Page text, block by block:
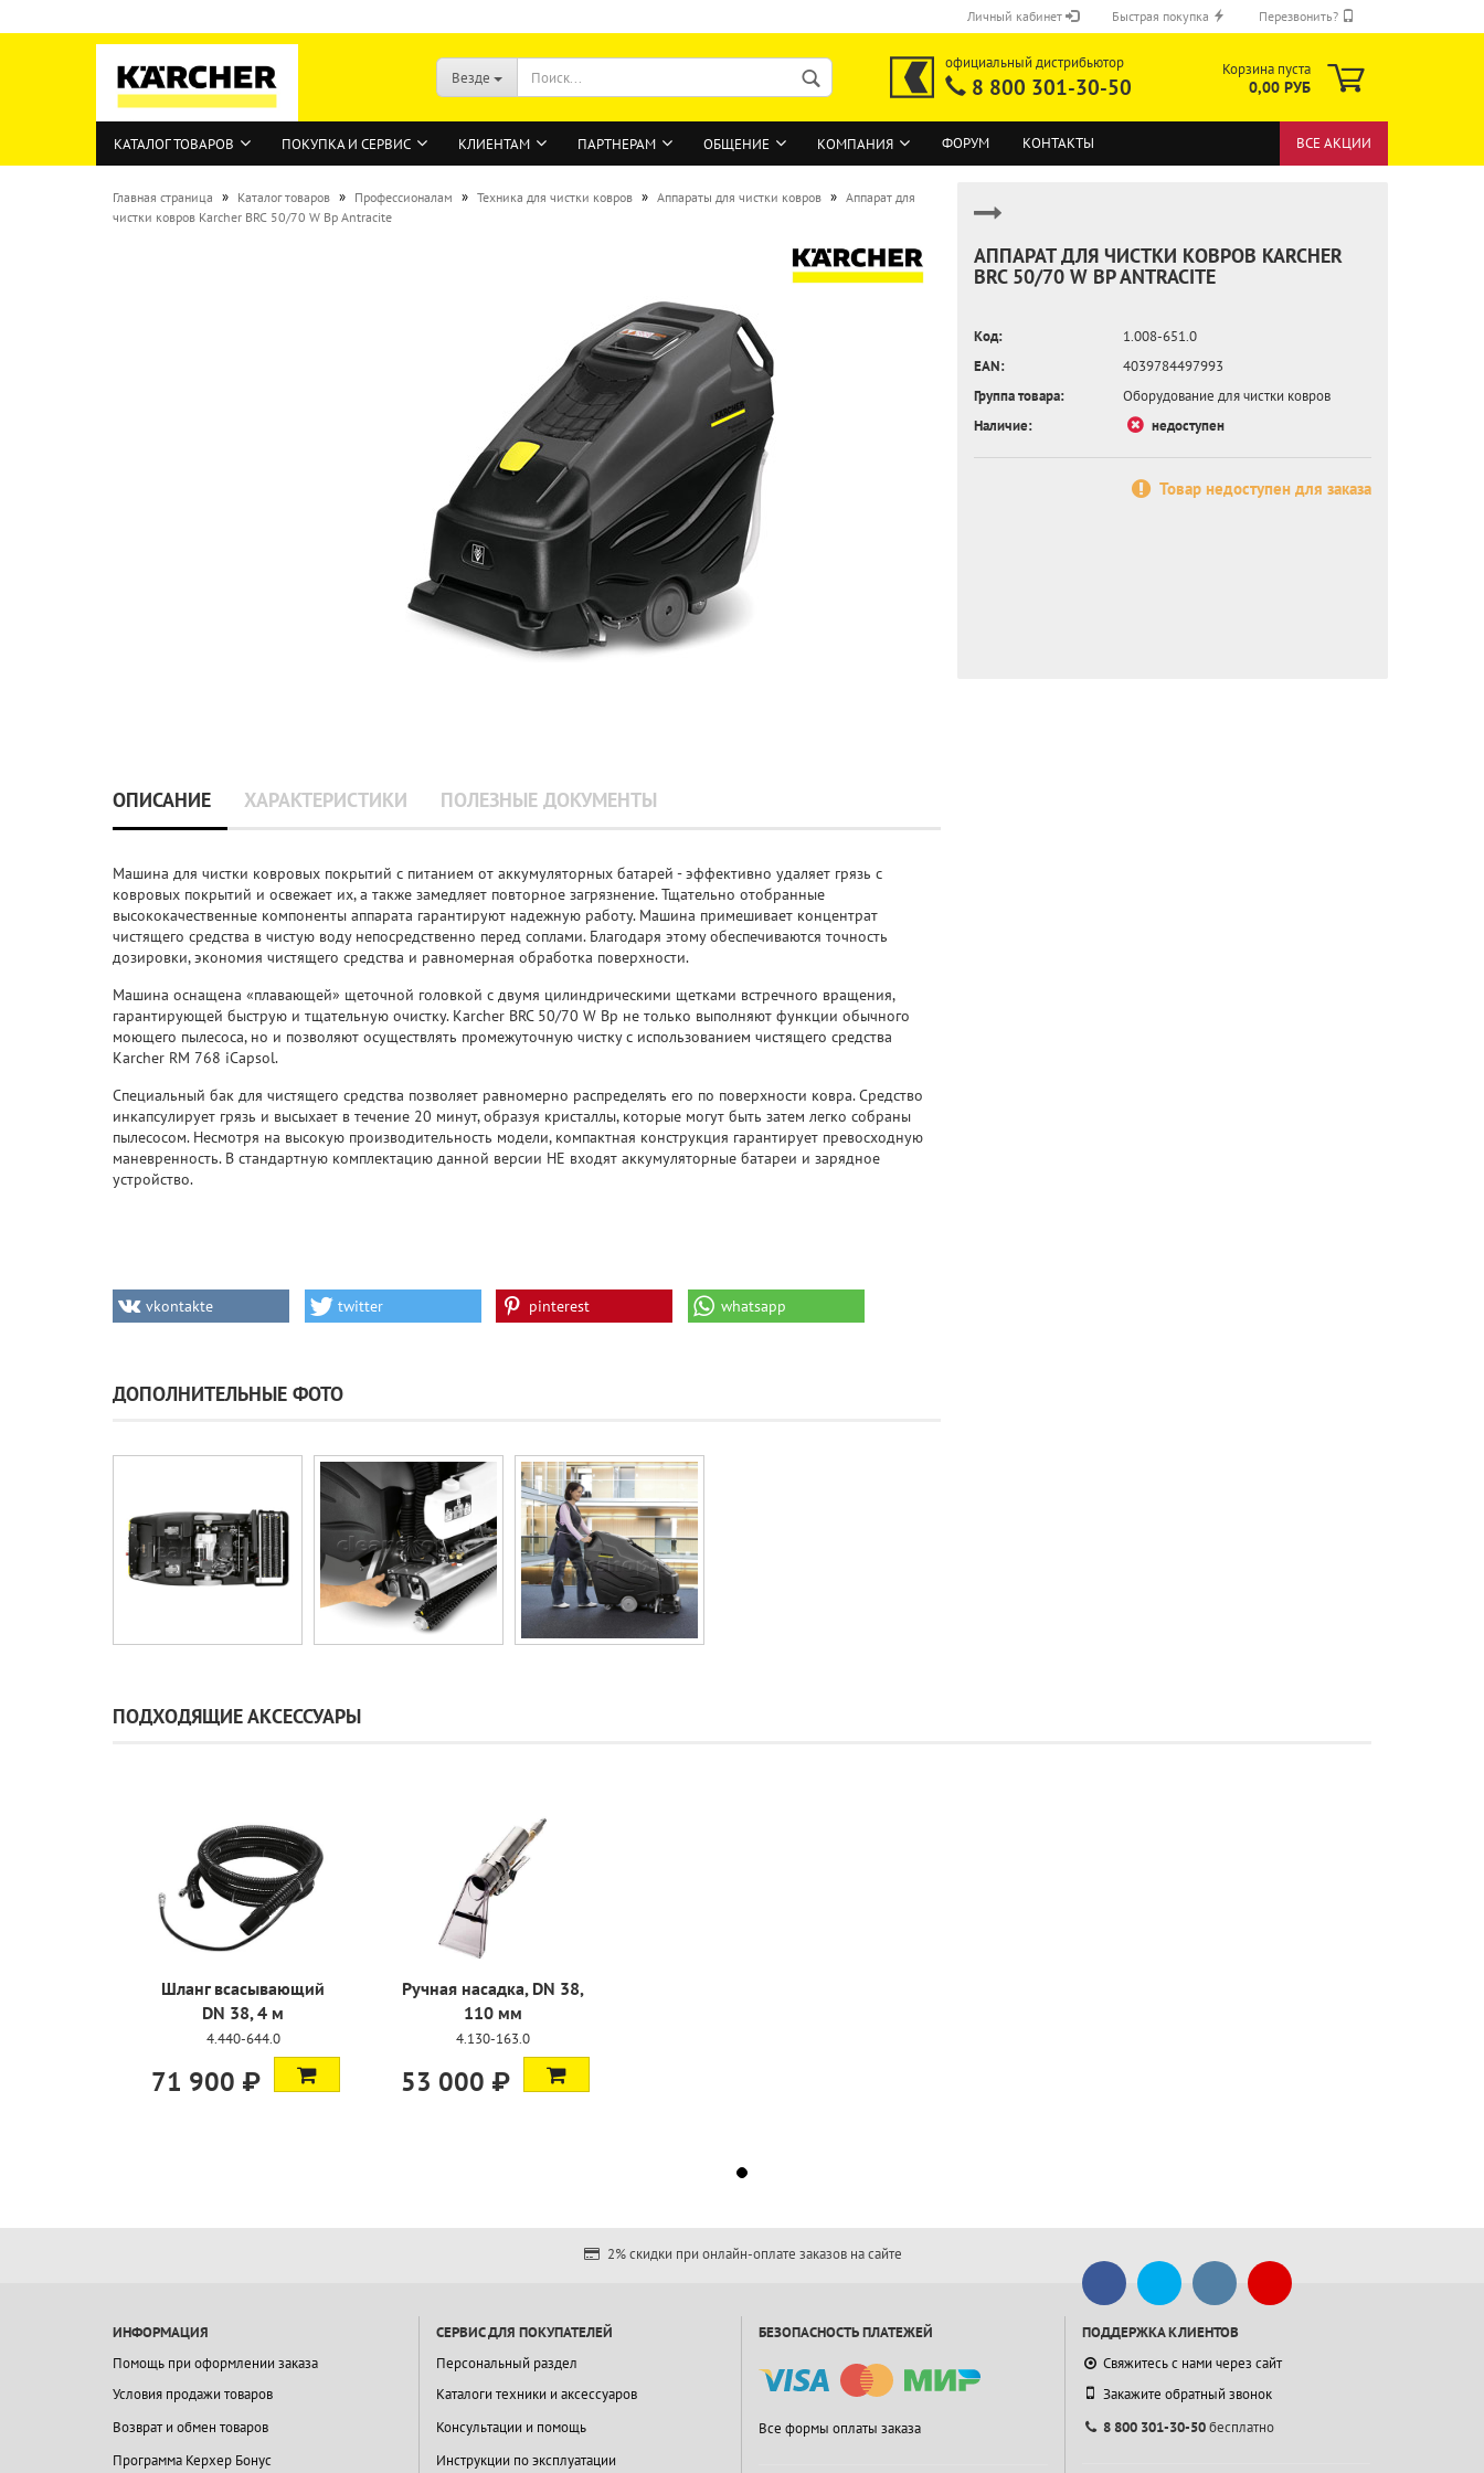
Личный кабинет
ВОЙТИ
Регистрация на сайте
Забыли пароль?
Быстрая покупка Перезвонить?
ОТПРАВИТЬ
Везде
официальный дистрибьютор
8 800 301-30-50
Корзина пуста
0,00 РУБ
КАТАЛОГ ТОВАРОВ ПОКУПКА И СЕРВИС КЛИЕНТАМ ПАРТНЕРАМ ОБЩЕНИЕ КОМПАНИЯ ФОРУМ КОНТАКТЫ ВСЕ АКЦИИ
Главная страница » Каталог товаров » Профессионалам » Техника для чистки ковров » Аппараты для чистки ковров » Аппарат для
чистки ковров Karcher BRC 50/70 W Bp Antracite
АППАРАТ ДЛЯ ЧИСТКИ КОВРОВ KARCHER
BRC 50/70 W BP ANTRACITE
Код:
1.008-651.0
EAN:
4039784497993
Группа товара:
Оборудование для чистки ковров
Наличие:
недоступен
Товар недоступен для заказа
ОПИСАНИЕ ХАРАКТЕРИСТИКИ ПОЛЕЗНЫЕ ДОКУМЕНТЫ
Машина для чистки ковровых покрытий с питанием от аккумуляторных батарей - эффективно удаляет грязь с
ковровых покрытий и освежает их, а также замедляет повторное загрязнение. Тщательно отобранные
высококачественные компоненты аппарата гарантируют надежную работу. Машина примешивает концентрат
чистящего средства в чистую воду непосредственно перед соплами. Благодаря этому обеспечиваются точность
дозировки, экономия чистящего средства и равномерная обработка поверхности.
Машина оснащена «плавающей» щеточной головкой с двумя цилиндрическими щетками встречного вращения,
гарантирующей быструю и тщательную очистку. Karcher BRC 50/70 W Bp не только выполняют функции обычного
моющего пылесоса, но и позволяют осуществлять промежуточную чистку с использованием чистящего средства
Karcher RM 768 iCapsol.
Специальный бак для чистящего средства позволяет равномерно распределять его по поверхности ковра. Средство
инкапсулирует грязь и высыхает в течение 20 минут, образуя кристаллы, которые могут быть затем легко собраны
пылесосом. Несмотря на высокую производительность модели, компактная конструкция гарантирует превосходную
маневренность. В стандартную комплектацию данной версии НЕ входят аккумуляторные батареи и зарядное
устройство.
vkontakte twitter pinterest whatsapp
ДОПОЛНИТЕЛЬНЫЕ ФОТО
ПОДХОДЯЩИЕ АКСЕССУАРЫ
Шланг всасывающий
DN 38, 4 м
4.440-644.0
71 900 ₽
Ручная насадка, DN 38,
110 мм
4.130-163.0
53 000 ₽
2% скидки при онлайн-оплате заказов на сайте
ИНФОРМАЦИЯ
Помощь при оформлении заказа
Условия продажи товаров
Возврат и обмен товаров
Программа Керхер Бонус
СЕРВИС ДЛЯ ПОКУПАТЕЛЕЙ
Персональный раздел
Каталоги техники и аксессуаров
Консультации и помощь
Инструкции по эксплуатации
БЕЗОПАСНОСТЬ ПЛАТЕЖЕЙ
Все формы оплаты заказа
ПОДДЕРЖКА КЛИЕНТОВ
Свяжитесь с нами через сайт
Закажите обратный звонок
8 800 301-30-50бесплатно